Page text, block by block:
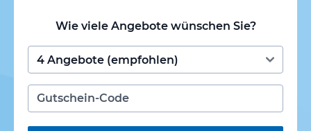
Wie viele Angebote wünschen Sie?